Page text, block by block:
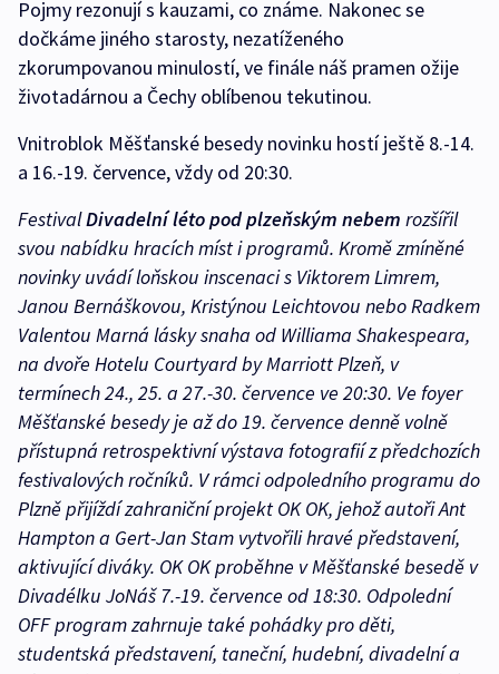
Pojmy rezonují s kauzami, co známe. Nakonec se
dočkáme jiného starosty, nezatíženého
zkorumpovanou minulostí, ve finále náš pramen ožije
životadárnou a Čechy oblíbenou tekutinou.
Vnitroblok Měšťanské besedy novinku hostí ještě 8.-14.
a 16.-19. července, vždy od 20:30.
FestivalDivadelní léto pod plzeňským nebem rozšířil
svou nabídku hracích míst i programů. Kromě zmíněné
novinky uvádí loňskou inscenaci s Viktorem Limrem,
Janou Bernáškovou, Kristýnou Leichtovou nebo Radkem
Valentou Marná lásky snaha od Williama Shakespeara,
na dvoře Hotelu Courtyard by Marriott Plzeň, v
termínech 24., 25. a 27.-30. července ve 20:30. Ve foyer
Měšťanské besedy je až do 19. července denně volně
přístupná retrospektivní výstava fotografií z předchozích
festivalových ročníků. V rámci odpoledního programu do
Plzně přijíždí zahraniční projekt OK OK, jehož autoři Ant
Hampton a Gert-Jan Stam vytvořili hravé představení,
aktivující diváky. OK OK proběhne v Měšťanské besedě v
Divadélku JoNáš 7.-19. července od 18:30. Odpolední
OFF program zahrnuje také pohádky pro děti,
studentská představení, taneční, hudební, divadelní a